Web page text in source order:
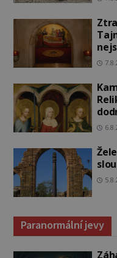
Paranormální jevy